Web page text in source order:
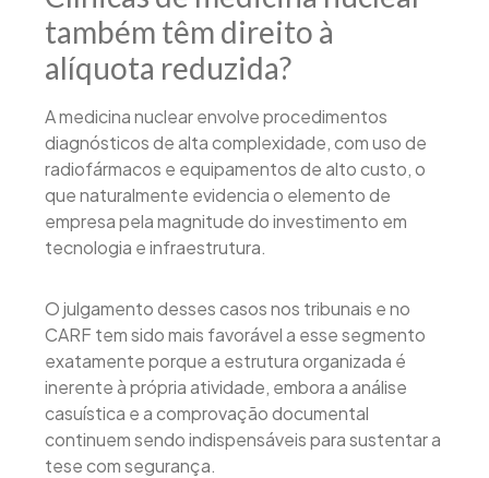
também têm direito à
alíquota reduzida?
A medicina nuclear envolve procedimentos
diagnósticos de alta complexidade, com uso de
radiofármacos e equipamentos de alto custo, o
que naturalmente evidencia o elemento de
empresa pela magnitude do investimento em
tecnologia e infraestrutura.
O julgamento desses casos nos tribunais e no
CARF tem sido mais favorável a esse segmento
exatamente porque a estrutura organizada é
inerente à própria atividade, embora a análise
casuística e a comprovação documental
continuem sendo indispensáveis para sustentar a
tese com segurança.